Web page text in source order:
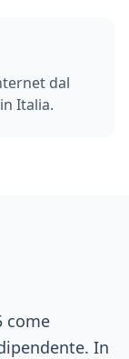
dal
Italia.
come
In